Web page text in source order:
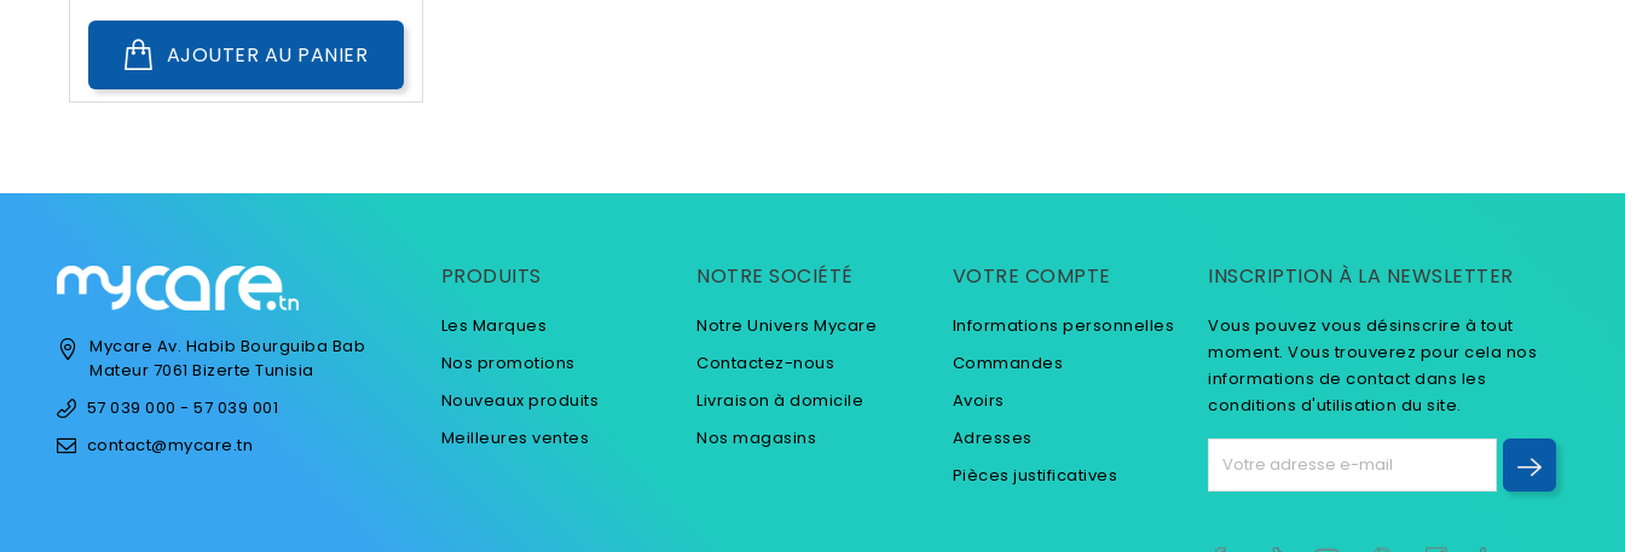
AJOUTER AU PANIER
Mycare Av. Habib Bourguiba Bab
Mateur 7061 Bizerte Tunisia
57 039 000 - 57 039 001
contact@mycare.tn
PRODUITS
Les Marques
Nos promotions
Nouveaux produits
Meilleures ventes
NOTRE SOCIÉTÉ
Notre Univers Mycare
Contactez-nous
Livraison à domicile
Nos magasins
VOTRE COMPTE
Informations personnelles
Commandes
Avoirs
Adresses
Pièces justificatives
INSCRIPTION À LA NEWSLETTER
Vous pouvez vous désinscrire à tout
moment. Vous trouverez pour cela nos
informations de contact dans les
conditions d'utilisation du site.